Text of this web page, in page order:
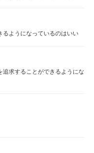
るようになっているのはいい
求することができるようにな